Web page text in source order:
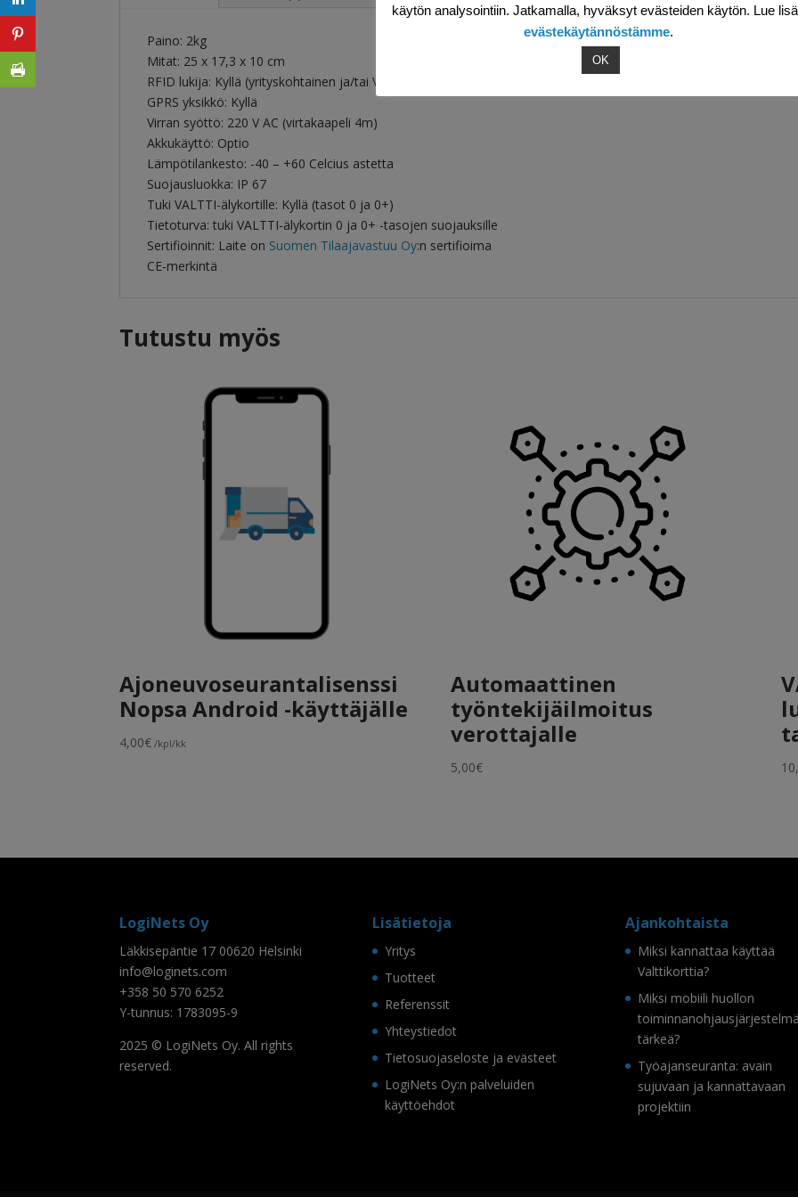
Paino: 2kg
Mitat: 25 x 17,3 x 10 cm
RFID lukija: Kyllä (yrityskohtainen ja/tai VALTTI-älykortti)
GPRS yksikkö: Kyllä
Virran syöttö: 220 V AC (virtakaapeli 4m)
Akkukäyttö: Optio
Lämpötilankesto: -40 – +60 Celcius astetta
Suojausluokka: IP 67
Tuki VALTTI-älykortille: Kyllä (tasot 0 ja 0+)
Tietoturva: tuki VALTTI-älykortin 0 ja 0+ -tasojen suojauksille
Sertifioinnit: Laite on Suomen Tilaajavastuu Oy:n sertifioima
CE-merkintä
Tutustu myös
Ajoneuvoseurantalisenssi
Nopsa Android -käyttäjälle
4,00€ /kpl/kk
Automaattinen
työntekijäilmoitus
verottajalle
5,00€
LogiNets Oy
Läkkisepäntie 17 00620 Helsinki
info@loginets.com
+358 50 570 6252
Y-tunnus: 1783095-9
2025 © LogiNets Oy. All rights
reserved.
Lisätietoja
Yritys
Tuotteet
Referenssit
Yhteystiedot
Tietosuojaseloste ja evästeet
LogiNets Oy:n palveluiden
käyttöehdot
Ajankohtaista
Miksi kannattaa käyttää
Valttikorttia?
Miksi mobiili huollon
tärkeä?
Työajanseuranta: avain
sujuvaan ja kannattavaan
projektiin
käytön analysointiin. Jatkamalla, hyväksyt evästeiden käytön. Lue
evästekäytännöstämme.
OK